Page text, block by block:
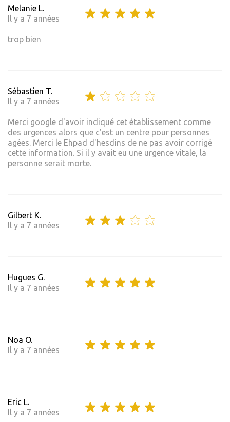
Melanie L.
Il y a 7 années
trop bien
Sébastien T.
Il y a 7 années
Merci google d'avoir indiqué cet établissement comme
des urgences alors que c'est un centre pour personnes
agées. Merci le Ehpad d'hesdins de ne pas avoir corrigé
cette information. Si il y avait eu une urgence vitale, la
personne serait morte.
Gilbert K.
Il y a 7 années
Hugues G.
Il y a 7 années
Noa O.
Il y a 7 années
Eric L.
Il y a 7 années